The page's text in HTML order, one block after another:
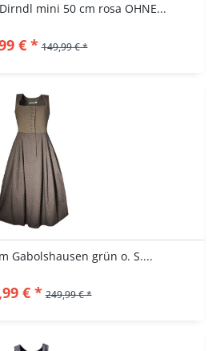
mini 50 cm rosa OHNE...
€ * 149,99 € *
Gabolshausen grün o. S....
€ * 249,99 € *